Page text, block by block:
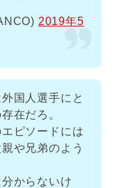
2019年5
国人選手にと
在だろ。
ピソードには
や兄弟のよう
からないけ